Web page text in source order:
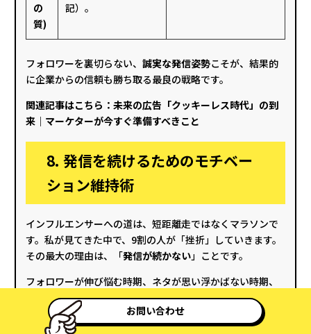
の
質)
記）。
フォロワーを裏切らない、 誠実な発信姿勢こそが、結果的
に企業からの信頼も勝ち取る最良の戦略です。
関連記事はこちら： 未来の広告「クッキーレス時代」の到
来｜マーケターが今すぐ準備すべきこと
8. 発信を続けるためのモチベー
ション維持術
インフルエンサーへの道は、短距離走ではなくマラソンで
す。私が見てきた中で、9割の人が「挫折」していきます。
その最大の理由は、「発信が続かない」ことです。
フォロワーが伸び悩む時期、ネタが思い浮かばない時期、
心ないコメントに傷つく時期。これらは、全員が必ず通る
道です。この「魔の期間」を乗り越えるために、私自身が
実践し、多くのインフルエンサーにアドバイスしている
お問い合わせ